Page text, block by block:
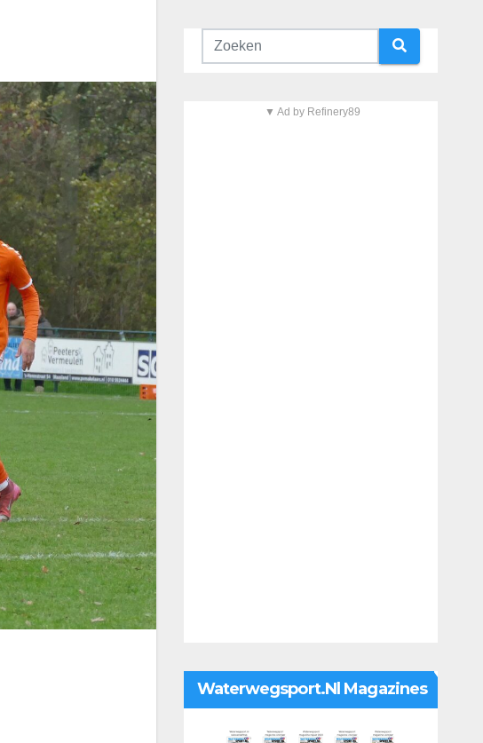
▼ Ad by Refinery89
Waterwegsport.nl Magazines